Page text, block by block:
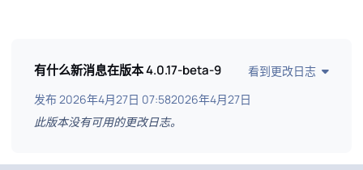
有什么新消息在版本4.0.17-beta-9
看到更改日志
发布2026年4月27日 07:582026年4月27日
此版本没有可用的更改日志。